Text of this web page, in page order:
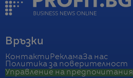
Връзки
Контакти РекламаЗа нас
Политика за поверителност
Управление на предпочитания